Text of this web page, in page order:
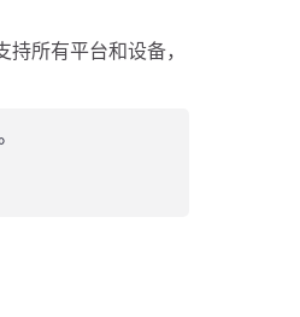
所有平台和设备，